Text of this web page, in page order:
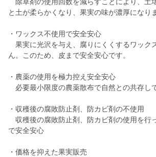
と土が柔らかくなり、果実の味が濃厚になり
・ワックス不使用で安全安心
果実に光沢を与え、腐りにくくするワック
ん。このため、皮まで安全安心です。
・農薬の使用を極力控え安全安心
必要最小限度の農薬散布で自然との共存し
・収穫後の腐敗防止剤、防カビ剤の不使用
収穫後の腐敗防止剤、防カビ剤の使用を行
で安全安心
・価格を抑えた果実販売